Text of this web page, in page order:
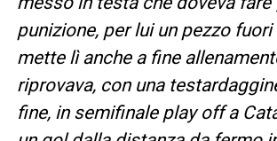
punizione, per lui un pezzo
mette lì anche a fine
riprovava, con una
fine, in semifinale play off a